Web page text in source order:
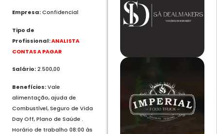
Empresa:Confidencial
Tipo de
Profissional:ANALISTA
CONTAS A PAGAR
Salário:2.500,00
Benefícios:Vale
alimentação, ajuda de
Combustível, Seguro de Vida
Day Off, Plano de Saúde .
Horário de trabalho 08:00 às